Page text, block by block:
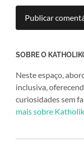
SOBRE O
Neste espaço,
inclusiva,
curiosidades sem
mais sobre